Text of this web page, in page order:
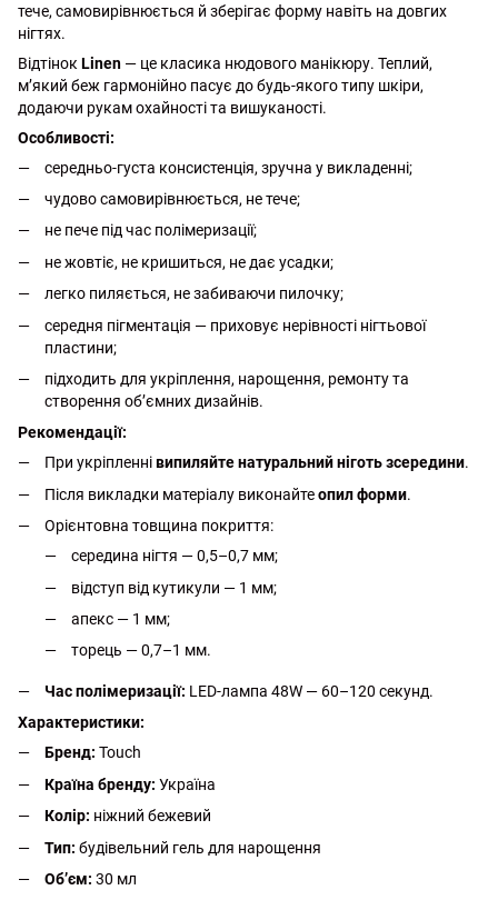
тече, самовирівнюється й зберігає форму навіть на довгих
нігтях.
Відтінок Linen — це класика нюдового манікюру. Теплий,
м’який беж гармонійно пасує до будь-якого типу шкіри,
додаючи рукам охайності та вишуканості.
Особливості:
середньо-густа консистенція, зручна у викладенні;
чудово самовирівнюється, не тече;
не пече під час полімеризації;
не жовтіє, не кришиться, не дає усадки;
легко пиляється, не забиваючи пилочку;
середня пігментація — приховує нерівності нігтьової
пластини;
підходить для укріплення, нарощення, ремонту та
створення об’ємних дизайнів.
Рекомендації:
При укріпленнівипиляйте натуральний ніготь зсередини.
Після викладки матеріалу виконайтеопил форми.
Орієнтовна товщина покриття:
середина нігтя — 0,5–0,7 мм;
відступ від кутикули — 1 мм;
апекс — 1 мм;
торець — 0,7–1 мм.
Час полімеризації: LED-лампа 48W — 60–120 секунд.
Характеристики:
Бренд: Touch
Країна бренду: Україна
Колір: ніжний бежевий
Тип: будівельний гель для нарощення
Об’єм: 30 мл